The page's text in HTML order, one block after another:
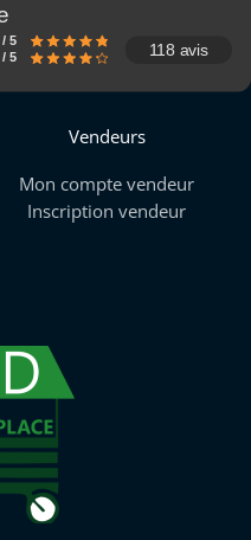
/ 5
/ 5 118 avis
Vendeurs
Mon compte vendeur
Inscription vendeur